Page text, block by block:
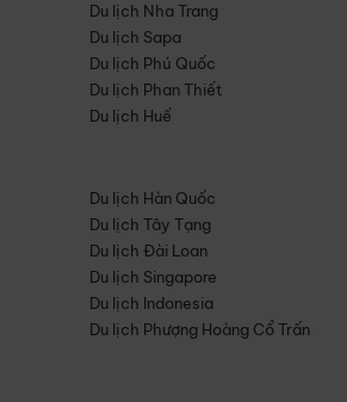
Du lịch Nha Trang
Du lịch Sapa
Du lịch Phú Quốc
Du lịch Phan Thiết
Du lịch Huế
Du lịch Hàn Quốc
Du lịch Tây Tạng
Du lịch Đài Loan
Du lịch Singapore
Du lịch Indonesia
Du lịch Phượng Hoàng Cổ Trấn